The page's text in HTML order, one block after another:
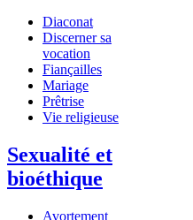
Diaconat
Discerner sa
vocation
Fiançailles
Mariage
Prêtrise
Vie religieuse
Sexualité et
bioéthique
Avortement